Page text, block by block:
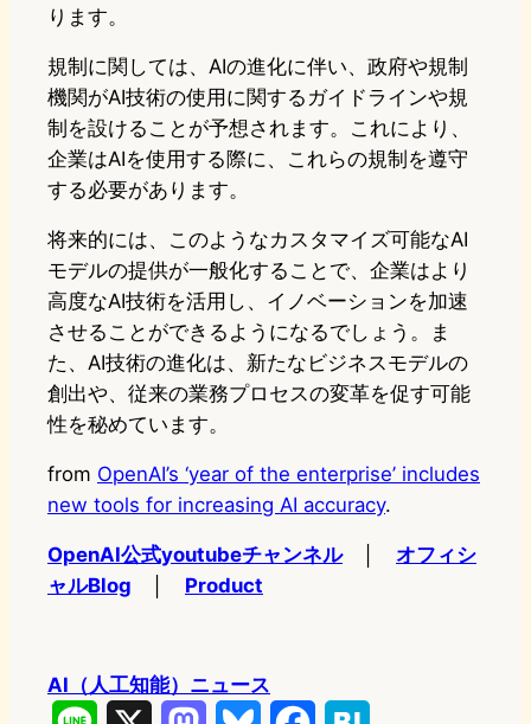
ります。
規制に関しては、AIの進化に伴い、政府や規制
機関がAI技術の使用に関するガイドラインや規
制を設けることが予想されます。これにより、
企業はAIを使用する際に、これらの規制を遵守
する必要があります。
将来的には、このようなカスタマイズ可能なAI
モデルの提供が一般化することで、企業はより
高度なAI技術を活用し、イノベーションを加速
させることができるようになるでしょう。ま
た、AI技術の進化は、新たなビジネスモデルの
創出や、従来の業務プロセスの変革を促す可能
性を秘めています。
from OpenAI’s ‘year of the enterprise’ includes
new tools for increasing AI accuracy.
OpenAI公式youtubeチャンネル│ オフィシ
ャルBlog
Product
AI（人工知能）ニュース